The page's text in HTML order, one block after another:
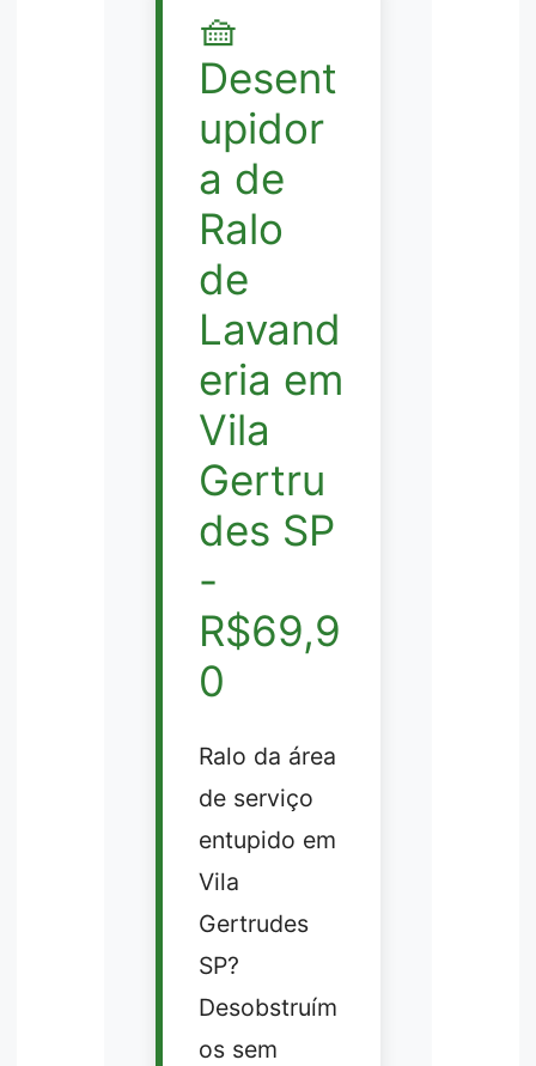
🧺
Desent
upidor
a de
Ralo
de
Lavand
eria em
Vila
Gertru
des SP
-
R$69,9
0
Ralo da área
de serviço
entupido em
Vila
Gertrudes
SP?
Desobstruím
os sem